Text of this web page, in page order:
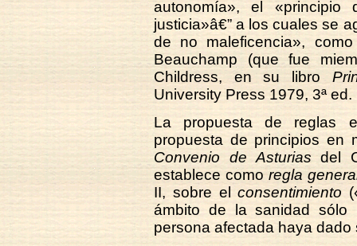
autonomía», el
justicia»â€” a los cuales se
de no maleficencia»,
Beauchamp (que fue
Childress, en su libro
University Press 1979, 3ª ed.
La propuesta de reglas
propuesta de principios en
Convenio de Asturias del
establece como regla
II, sobre elconsentimiento
ámbito de la sanidad sólo
persona afectada haya